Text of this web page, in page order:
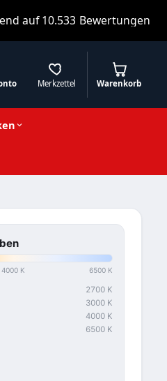
auf10.533 Bewertungen
Merkzettel Warenkorb
4000 K 6500 K
2700 K
3000 K
4000 K
6500 K